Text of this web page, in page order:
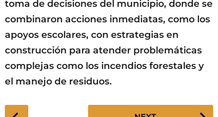
toma de decisiones del municipio, donde se
combinaron acciones inmediatas, como los
apoyos escolares, con estrategias en
construcción para atender problemáticas
complejas como los incendios forestales y
el manejo de residuos.
P